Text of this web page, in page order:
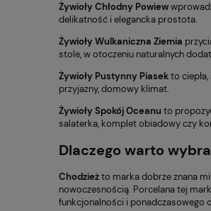
Żywioły Chłodny Powiew
delikatność i elegancka prostota.
Żywioły Wulkaniczna Ziemia
stole, w otoczeniu naturalnych
Żywioły Pustynny Piasekto
przyjazny, domowy klimat.
Żywioły Spokój Oceanu to
salaterka, komplet obiadowy czy
Dlaczego warto
Chodzieżto marka dobrze znana
nowoczesnością. Porcelana tej
funkcjonalności i ponadczasowego